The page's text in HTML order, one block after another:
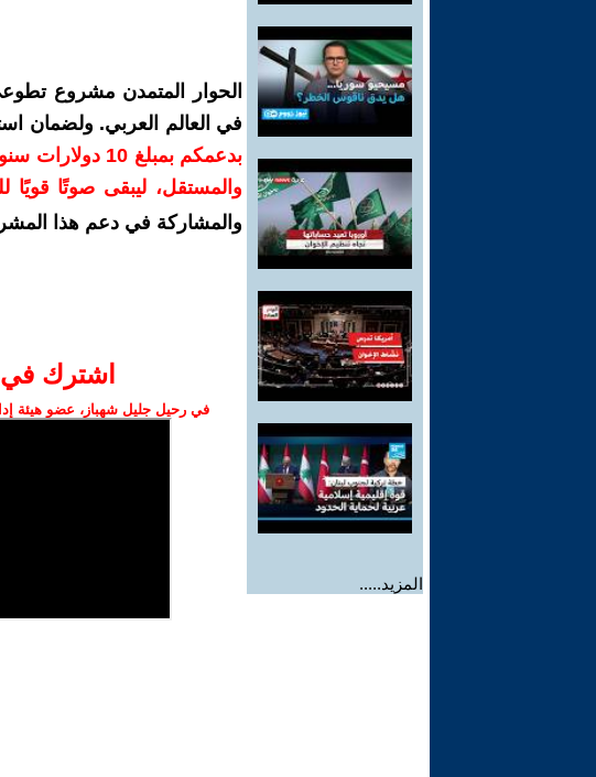
المزيد.....
الحوار المتمدن مشروع
في العالم العربي. ولضمان
بدعمكم بمبلغ
والمستقل، ليبقى صوتًا قويًا
والمشاركة في دعم هذا
اشترك في
في رحيل جليل شهباز، عضو هيئة